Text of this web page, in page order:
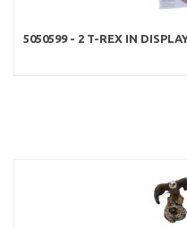
5050599 - 2 T-REX IN